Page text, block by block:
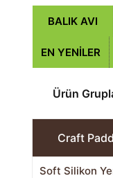
BALIK AVI
EN YENILER
Ürün
Craft
Soft Silikon